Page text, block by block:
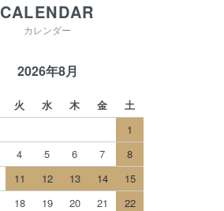
CALENDAR
カレンダー
2026年8月
火 水 木 金
土
1
4 5 6 7
8
11 12 13 14
15
18 19 20 21
22